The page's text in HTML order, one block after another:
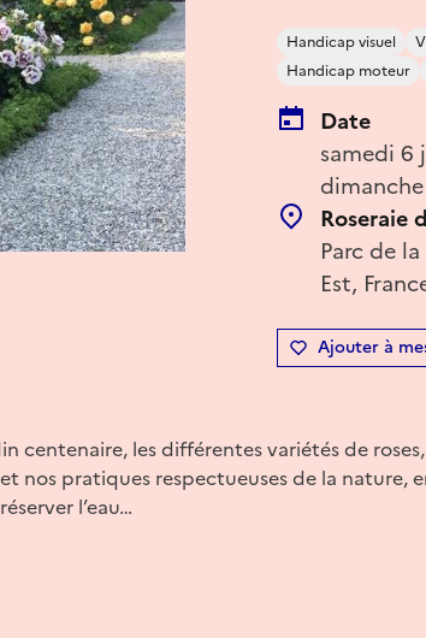
Handicap visuel
Handicap moteur
Date
samedi 6
Roseraie
Parc de
Est,
Ajouter à
centenaire, les différentes variétés de
nos pratiques respectueuses de la nature,
l’eau…